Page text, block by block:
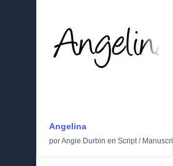
Angelina
porAngie Durbin en Script/